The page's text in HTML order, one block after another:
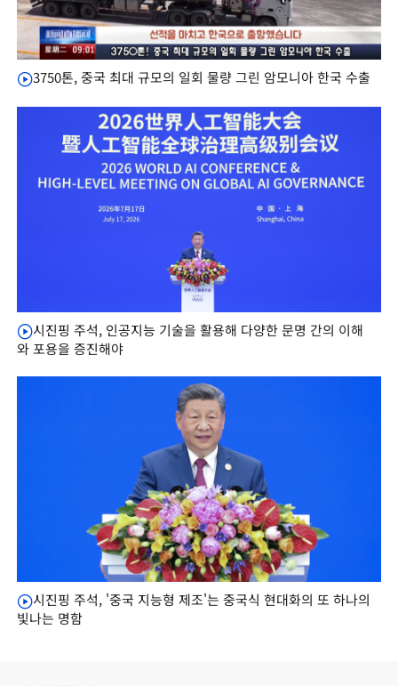
3750톤, 중국 최대 규모의 일회 물량 그린 암모니아 한국 수출
시진핑 주석, 인공지능 기술을 활용해 다양한 문명 간의 이해
와 포용을 증진해야
시진핑 주석, '중국 지능형 제조'는 중국식 현대화의 또 하나의
빛나는 명함